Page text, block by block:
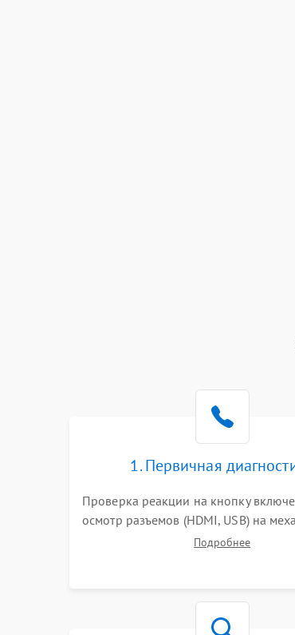
1. Первичная
Проверка реакции на кнопку
осмотр разъемов (HDMI, USB) на
повреждения. Оценка кодов ошибок
Подробнее